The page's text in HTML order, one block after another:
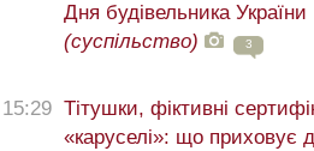
Дня будівельника України
(суспільство)
3
15:29 Тітушки, фіктивні
«каруселі»: що приховує